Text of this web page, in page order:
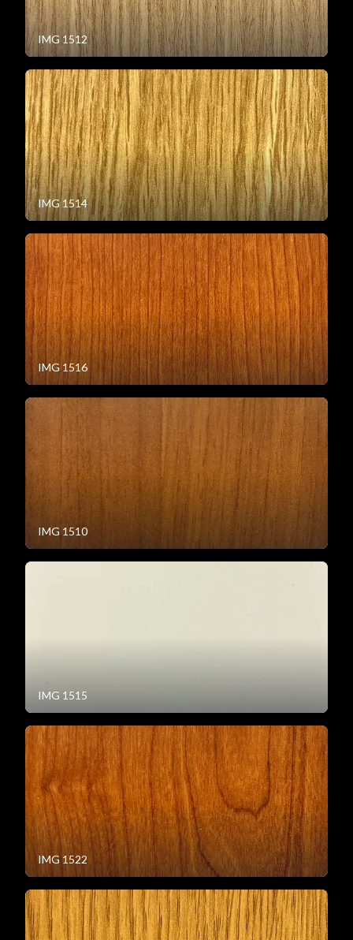
IMG 1512
IMG 1514
IMG 1516
IMG 1510
IMG 1515
IMG 1522